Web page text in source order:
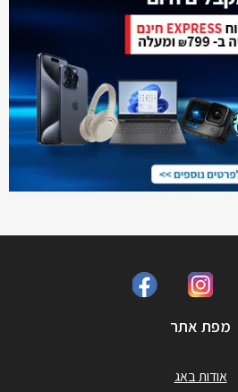
מפת אתר
אודות באג